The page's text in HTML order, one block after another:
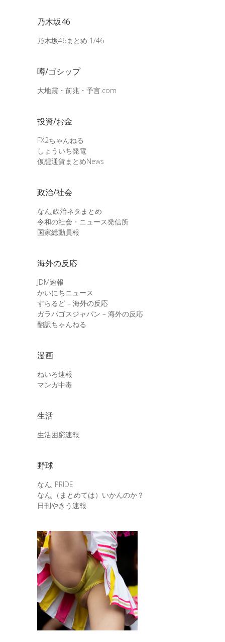
乃木坂46
乃木坂46まとめ 1/46
噂/ゴシップ
大地震・前兆・予言.com
投資/お金
FX2ちゃんねる
しょういち発電
仮想通貨まとめNews
政治/社会
なんJ政治ネタまとめ
令和の社会・ニュース発信所
国家総動員報
海外の反応
JDM速報
かいにちニュース
すらるど – 海外の反応
ガラパゴスジャパン – 海外の反応
翻訳ちゃんねる
漫画
ねいろ速報
マンガ中毒
生活
生活困窮速報
野球
なんJ PRIDE
なんJ（まとめては）いかんのか？
日刊やきう速報